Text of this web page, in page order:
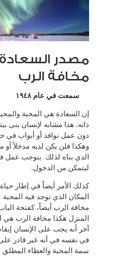
مصدر
مخافة الرب
سمعت في عام ١٩٤٨
إن السعادة هي المحبة
ذاته. هذا مشابه لإنسان بنى
دون عمل نوافذ أو أبواب في
وهكذا فلن يكن لديه مدخلاً أو
الذي بناه لذلك يتوجب عمل
ليتمكن من الدخول.
كذلك الأمر أيضاً في إطار
المكان الذي توجد فيه
مخافة الرب أيضاً، كفتحة
المنزل هكذا مخافة الرب هي
آخر أنه يجب على الإنسان
في نفسه في أنه غير قادر على
سمة المحبة والعطاء المطلق